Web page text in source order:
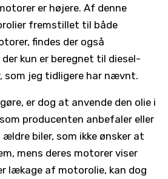
er højere. Af denne
fremstillet til både
findes der også
der kun er beregnet til diesel-
som jeg tidligere har nævnt.
er dog at anvende den olie i
producenten anbefaler eller
biler, som ikke ønsker at
mens deres motorer viser
lækage af motorolie, kan dog